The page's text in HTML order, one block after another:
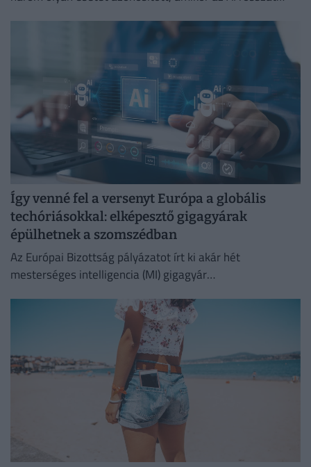
Így venné fel a versenyt Európa a globális
techóriásokkal: elképesztő gigagyárak
épülhetnek a szomszédban
Az Európai Bizottság pályázatot írt ki akár hét
mesterséges intelligencia (MI) gigagyár
infrastruktúrát kívánnak létrehozni